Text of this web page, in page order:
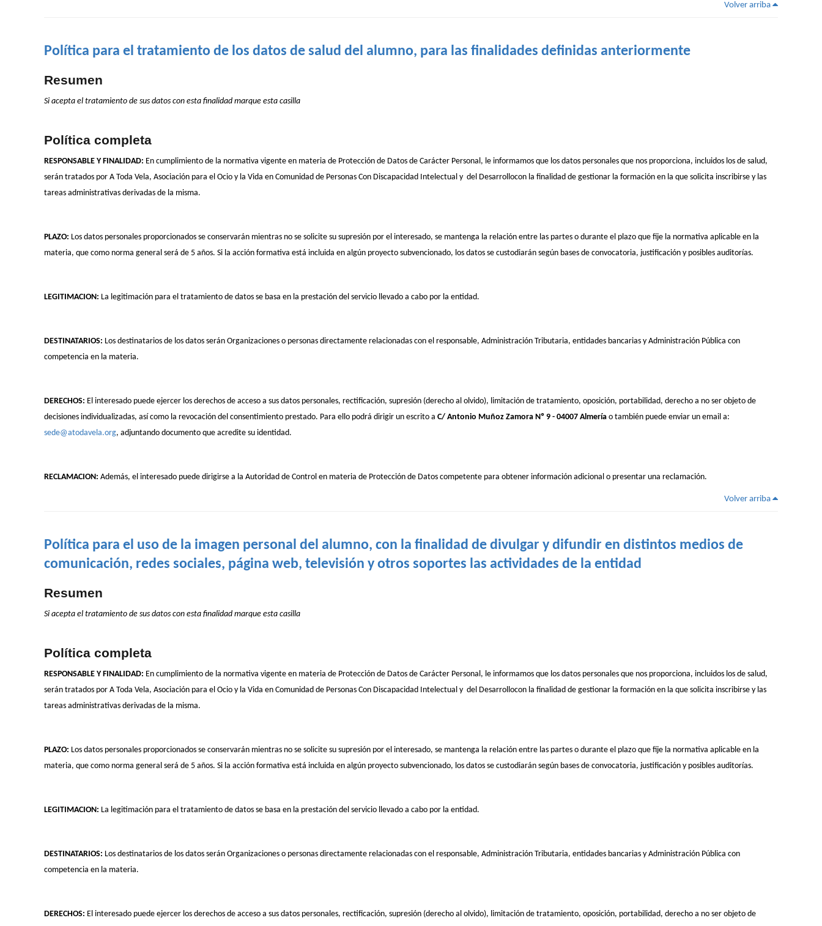
Volver arriba
Política para el tratamiento de los datos de salud del alumno, para las finalidades definidas anteriormente
Resumen
Si acepta el tratamiento de sus datos con esta finalidad marque esta casilla
Política completa
RESPONSABLE Y FINALIDAD: En cumplimiento de la normativa vigente en materia de Protección de Datos de Carácter Personal, le informamos que los datos personales que nos proporciona, incluidos los de salud,
serán tratados por A Toda Vela, Asociación para el Ocio y la Vida en Comunidad de Personas Con Discapacidad Intelectual y del Desarrollocon la finalidad de gestionar la formación en la que solicita inscribirse y las
tareas administrativas derivadas de la misma.
PLAZO: Los datos personales proporcionados se conservarán mientras no se solicite su supresión por el interesado, se mantenga la relación entre las partes o durante el plazo que fije la normativa aplicable en la
materia, que como norma general será de 5 años. Si la acción formativa está incluida en algún proyecto subvencionado, los datos se custodiarán según bases de convocatoria, justificación y posibles auditorías.
LEGITIMACION: La legitimación para el tratamiento de datos se basa en la prestación del servicio llevado a cabo por la entidad.
DESTINATARIOS: Los destinatarios de los datos serán Organizaciones o personas directamente relacionadas con el responsable, Administración Tributaria, entidades bancarias y Administración Pública con
competencia en la materia.
DERECHOS: El interesado puede ejercer los derechos de acceso a sus datos personales, rectificación, supresión (derecho al olvido), limitación de tratamiento, oposición, portabilidad, derecho a no ser objeto de
decisiones individualizadas, así como la revocación del consentimiento prestado. Para ello podrá dirigir un escrito a C/ Antonio Muñoz Zamora Nº 9 - 04007 Almería o también puede enviar un email a:
sede@atodavela.org, adjuntando documento que acredite su identidad.
RECLAMACION: Además, el interesado puede dirigirse a la Autoridad de Control en materia de Protección de Datos competente para obtener información adicional o presentar una reclamación.
Volver arriba
Política para el uso de la imagen personal del alumno, con la finalidad de divulgar y difundir en distintos medios de
comunicación, redes sociales, página web, televisión y otros soportes las actividades de la entidad
Resumen
Si acepta el tratamiento de sus datos con esta finalidad marque esta casilla
Política completa
RESPONSABLE Y FINALIDAD: En cumplimiento de la normativa vigente en materia de Protección de Datos de Carácter Personal, le informamos que los datos personales que nos proporciona, incluidos los de salud,
serán tratados por A Toda Vela, Asociación para el Ocio y la Vida en Comunidad de Personas Con Discapacidad Intelectual y del Desarrollocon la finalidad de gestionar la formación en la que solicita inscribirse y las
tareas administrativas derivadas de la misma.
PLAZO: Los datos personales proporcionados se conservarán mientras no se solicite su supresión por el interesado, se mantenga la relación entre las partes o durante el plazo que fije la normativa aplicable en la
materia, que como norma general será de 5 años. Si la acción formativa está incluida en algún proyecto subvencionado, los datos se custodiarán según bases de convocatoria, justificación y posibles auditorías.
LEGITIMACION: La legitimación para el tratamiento de datos se basa en la prestación del servicio llevado a cabo por la entidad.
DESTINATARIOS: Los destinatarios de los datos serán Organizaciones o personas directamente relacionadas con el responsable, Administración Tributaria, entidades bancarias y Administración Pública con
competencia en la materia.
DERECHOS: El interesado puede ejercer los derechos de acceso a sus datos personales, rectificación, supresión (derecho al olvido), limitación de tratamiento, oposición, portabilidad, derecho a no ser objeto de